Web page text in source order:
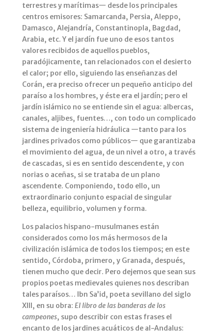
terrestres y marítimas— desde los principales
centros emisores: Samarcanda, Persia, Aleppo,
Damasco, Alejandría, Constantinopla, Bagdad,
Arabia, etc. Y el jardín fue uno de esos tantos
valores recibidos de aquellos pueblos,
paradójicamente, tan relacionados con el desierto
el calor; por ello, siguiendo las enseñanzas del
Corán, era preciso ofrecer un pequeño anticipo del
paraíso a los hombres, y éste era el jardín; pero el
jardín islámico no se entiende sin el agua: albercas,
canales, aljibes, fuentes…, con todo un complicado
sistema de ingeniería hidráulica —tanto para los
jardines privados como públicos— que garantizaba
el movimiento del agua, de un nivel a otro, a través
de cascadas, si es en sentido descendente, y con
norias o aceñas, si se trataba de un plano
ascendente. Componiendo, todo ello, un
extraordinario conjunto espacial de singular
belleza, equilibrio, volumen y forma.
Los palacios hispano-musulmanes están
considerados como los más hermosos de la
civilización islámica de todos los tiempos; en este
sentido, Córdoba, primero, y Granada, después,
tienen mucho que decir. Pero dejemos que sean sus
propios poetas medievales quienes nos describan
tales paraísos… Ibn Sa’id, poeta sevillano del siglo
XIII, en su obra: El libro de las banderas de los
campeones, supo describir con estas frases el
encanto de los jardines acuáticos de al-Andalus: